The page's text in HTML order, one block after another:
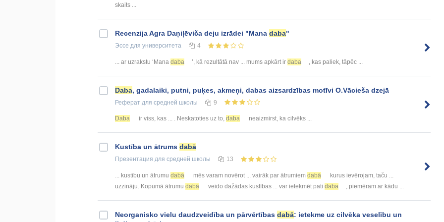
skaits ...
Recenzija Agra Daņiļēviča deju izrādei "Mana daba"
Эссе для университета 4
... ar uzrakstu ‘Mana daba ’, kā rezultātā nav ... mums apkārt ir daba , kas paliek, tāpēc ...
Daba, gadalaiki, putni, puķes, akmeņi, dabas aizsardzības motīvi O.Vācieša dzejā
Реферат для средней школы 9
Daba ir viss, kas ... . Neskatoties uz to, daba neaizmirst, ka cilvēks ...
Kustība un ātrums dabā
Презентация для средней школы 13
... kustību un ātrumu dabā mēs varam novērot ... vairāk par ātrumiem dabā
kurus ievērojam, taču ...
uzzināju. Kopumā ātrumu dabā veido dažādas kustības ... var ietekmēt pati daba , piemēram ar kādu ...
Neorganisko vielu daudzveidība un pārvērtības dabā: ietekme uz cilvēka veselību un